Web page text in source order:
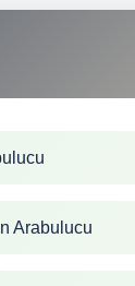
Arabulucu